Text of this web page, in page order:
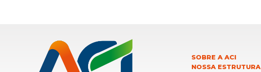
SOBRE A ACI
NOSSA ESTRUTURA